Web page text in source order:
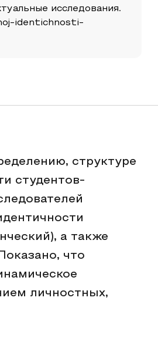
исследования.
identichnosti-
структуре
студентов-
а также
что
личностных,